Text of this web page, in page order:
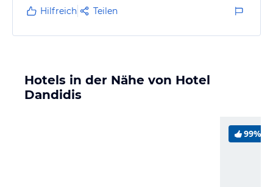
Hilfreich Teilen
Hotels in der Nähe von Hotel
Dandidis
99%